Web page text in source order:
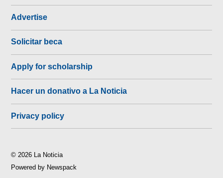
Advertise
Solicitar beca
Apply for scholarship
Hacer un donativo a La Noticia
Privacy policy
© 2026 La Noticia
Powered by Newspack